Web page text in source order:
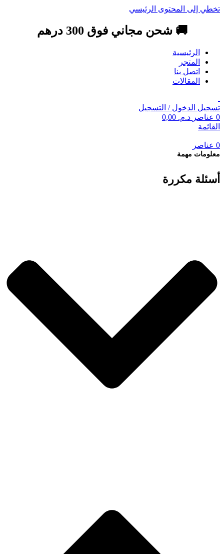
تخطي إلى المحتوى الرئيسي
🚚 شحن مجاني فوق 300 درهم
الرئيسية
المتجر
اتصل بنا
المقالات
تسجيل الدخول / التسجيل
0 عناصر د.م.
القائمة
0 عناصر
معلومات مهمة
أسئلة مكررة